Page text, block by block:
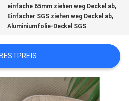
einfache 65mm ziehen weg Deckel ab,
Einfacher SGS ziehen weg Deckel ab,
Aluminiumfolie-Deckel SGS
BESTPREIS